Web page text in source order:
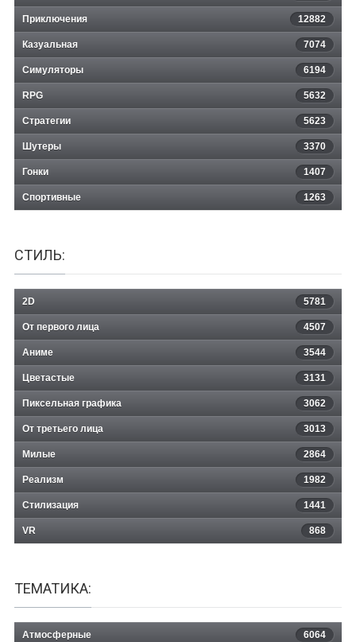
Lawnmower Game: Zombies
Приключения 12882
Казуальная 7074
Симуляторы 6194
RPG 5632
Стратегии 5623
Шутеры 3370
Гонки 1407
Спортивные 1263
СТИЛЬ:
2D 5781
От первого лица 4507
Аниме 3544
Цветастые 3131
Пиксельная графика 3062
От третьего лица 3013
Милые 2864
Реализм 1982
Стилизация 1441
VR 868
ТЕМАТИКА:
Атмосферные 6064